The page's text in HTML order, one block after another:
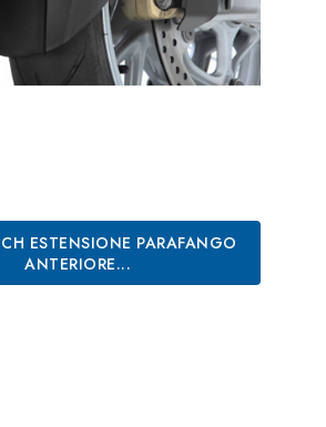
ESTENSIONE PARAFANGO
ANTERIORE...